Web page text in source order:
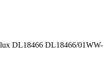
DL18466 DL18466/01WW-